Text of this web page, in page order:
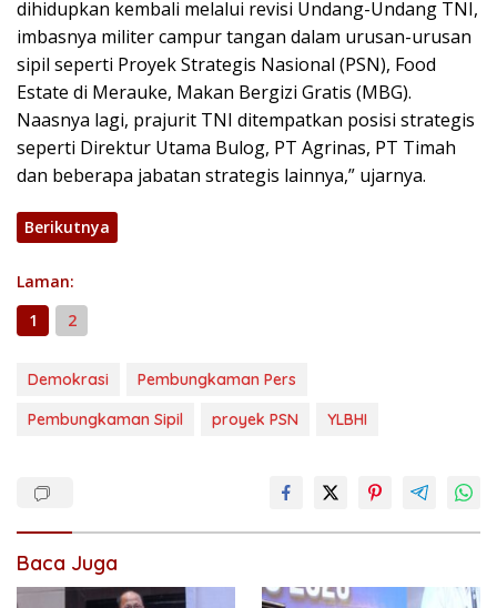
dihidupkan kembali melalui revisi Undang-Undang TNI,
imbasnya militer campur tangan dalam urusan-urusan
sipil seperti Proyek Strategis Nasional (PSN), Food
Estate di Merauke, Makan Bergizi Gratis (MBG).
Naasnya lagi, prajurit TNI ditempatkan posisi strategis
seperti Direktur Utama Bulog, PT Agrinas, PT Timah
dan beberapa jabatan strategis lainnya,” ujarnya.
Berikutnya
Laman:
1
2
Demokrasi
Pembungkaman Pers
Pembungkaman Sipil
proyek PSN YLBHI
Baca Juga